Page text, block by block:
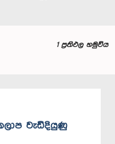
1 ප්‍රතිඵල හමුවිය
කලාප වැඩිදියුණු